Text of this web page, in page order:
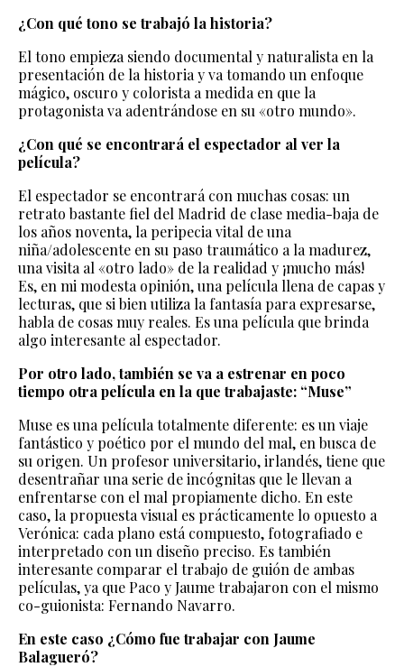
¿Con qué tono se trabajó la historia?
El tono empieza siendo documental y naturalista en la
presentación de la historia y va tomando un enfoque
mágico, oscuro y colorista a medida en que la
protagonista va adentrándose en su «otro mundo».
¿Con qué se encontrará el espectador al ver la
película?
El espectador se encontrará con muchas cosas: un
retrato bastante fiel del Madrid de clase media-baja de
los años noventa, la peripecia vital de una
niña/adolescente en su paso traumático a la madurez,
una visita al «otro lado» de la realidad y ¡mucho más!
Es, en mi modesta opinión, una película llena de capas y
lecturas, que si bien utiliza la fantasía para expresarse,
habla de cosas muy reales. Es una película que brinda
algo interesante al espectador.
Por otro lado, también se va a estrenar en poco
tiempo otra película en la que trabajaste: “Muse”
Muse es una película totalmente diferente: es un viaje
fantástico y poético por el mundo del mal, en busca de
su origen. Un profesor universitario, irlandés, tiene que
desentrañar una serie de incógnitas que le llevan a
enfrentarse con el mal propiamente dicho. En este
caso, la propuesta visual es prácticamente lo opuesto a
Verónica: cada plano está compuesto, fotografiado e
interpretado con un diseño preciso. Es también
interesante comparar el trabajo de guión de ambas
películas, ya que Paco y Jaume trabajaron con el mismo
co-guionista: Fernando Navarro.
En este caso ¿Cómo fue trabajar con Jaume
Balagueró?